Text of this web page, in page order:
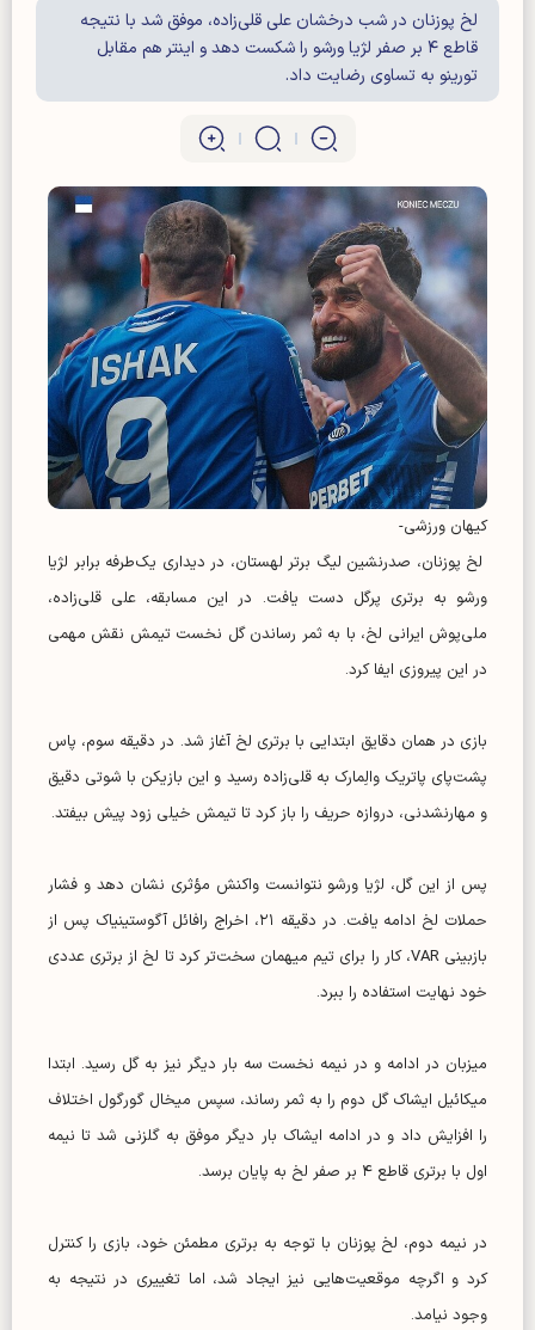
لخ پوزنان در شب درخشان علی قلی‌زاده، موفق شد با نتیجه
قاطع ۴ بر صفر لژیا ورشو را شکست دهد و اینتر هم مقابل
تورینو به تساوی رضایت داد.
کیهان ورزشی-
لخ پوزنان، صدرنشین لیگ برتر لهستان، در دیداری یک‌طرفه برابر لژیا
ورشو به برتری پرگل دست یافت. در این مسابقه، علی قلی‌زاده،
ملی‌پوش ایرانی لخ، با به ثمر رساندن گل نخست تیمش نقش مهمی
در این پیروزی ایفا کرد.
بازی در همان دقایق ابتدایی با برتری لخ آغاز شد. در دقیقه سوم، پاس
پشت‌پای پاتریک والِمارک به قلی‌زاده رسید و این بازیکن با شوتی دقیق
و مهارنشدنی، دروازه حریف را باز کرد تا تیمش خیلی زود پیش بیفتد.
پس از این گل، لژیا ورشو نتوانست واکنش مؤثری نشان دهد و فشار
حملات لخ ادامه یافت. در دقیقه ۲۱، اخراج رافائل آگوستینیاک پس از
بازبینی VAR، کار را برای تیم میهمان سخت‌تر کرد تا لخ از برتری عددی
خود نهایت استفاده را ببرد.
میزبان در ادامه و در نیمه نخست سه بار دیگر نیز به گل رسید. ابتدا
میکائیل ایشاک گل دوم را به ثمر رساند، سپس میخال گورگول اختلاف
را افزایش داد و در ادامه ایشاک بار دیگر موفق به گلزنی شد تا نیمه
اول با برتری قاطع ۴ بر صفر لخ به پایان برسد.
در نیمه دوم، لخ پوزنان با توجه به برتری مطمئن خود، بازی را کنترل
کرد و اگرچه موقعیت‌هایی نیز ایجاد شد، اما تغییری در نتیجه به
وجود نیامد.